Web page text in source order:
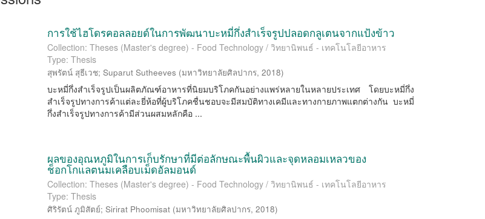
การใช้ไฮโดรคอลลอยด์ในการพัฒนาบะหมี่กึ่งสำเร็จรูปปลอดกลูเตนจากแป้งข้าว
Collection: Theses (Master's degree) - Food Technology / วิทยานิพนธ์ - เทคโนโลยีอาหาร
Type: Thesis
สุพรัตน์ สุธีเวช;Suparut Sutheeves (มหาวิทยาลัยศิลปากร,2018)
บะหมี่กึ่งสำเร็จรูปเป็นผลิตภัณฑ์อาหารที่นิยมบริโภคกันอย่างแพร่หลายในหลายประเทศ โดยบะหมี่กึ่ง
สำเร็จรูปทางการค้าแต่ละยี่ห้อที่ผู้บริโภคชื่นชอบจะมีสมบัติทางเคมีและทางกายภาพแตกต่างกัน บะหมี่
กึ่งสำเร็จรูปทางการค้ามีส่วนผสมหลักคือ ...
ผลของอุณหภูมิในการเก็บรักษาที่มีต่อลักษณะพื้นผิวและจุดหลอมเหลวของ
ช็อกโกแลตนมเคลือบเม็ดอัลมอนด์
Collection: Theses (Master's degree) - Food Technology / วิทยานิพนธ์ - เทคโนโลยีอาหาร
Type: Thesis
ศิริรัตน์ ภูมิสัตย์;Sirirat Phoomisat (มหาวิทยาลัยศิลปากร,2018)